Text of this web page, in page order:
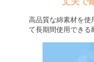
高品質な綿素材を使
て長期間使用できる